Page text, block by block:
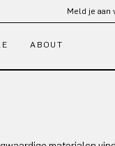
Meld je aan
ABOUT